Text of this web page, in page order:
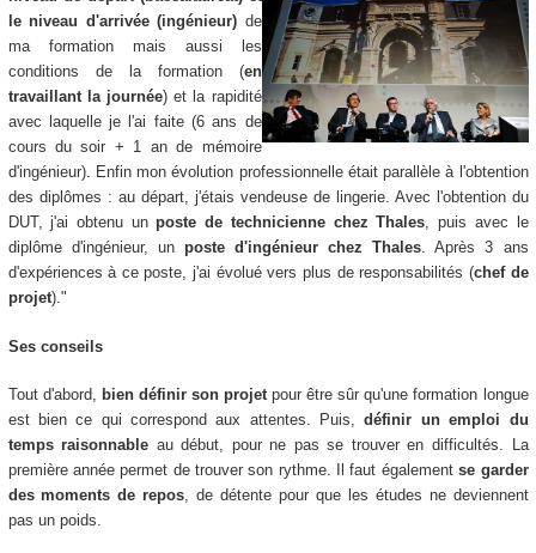
le niveau d'arrivée (ingénieur) de
ma formation mais aussi les
conditions de la formation (en
travaillant la journée) et la rapidité
avec laquelle je l'ai faite (6 ans de
cours du soir + 1 an de mémoire
d'ingénieur). Enfin mon évolution professionnelle était parallèle à l'obtention
des diplômes : au départ, j'étais vendeuse de lingerie. Avec l'obtention du
DUT, j'ai obtenu unposte de technicienne chez Thales, puis avec le
diplôme d'ingénieur, un poste d'ingénieur chez Thales. Après 3 ans
d'expériences à ce poste, j'ai évolué vers plus de responsabilités (chef de
projet)."
Ses conseils
Tout d'abord, bien définir son projetpour être sûr qu'une formation longue
est bien ce qui correspond aux attentes. Puis,définir un emploi du
temps raisonnable au début, pour ne pas se trouver en difficultés. La
première année permet de trouver son rythme. Il faut égalementse garder
des moments de repos, de détente pour que les études ne deviennent
pas un poids.